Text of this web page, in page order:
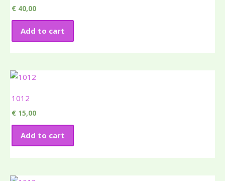
€ 40,00
Add to cart
1012
€ 15,00
Add to cart